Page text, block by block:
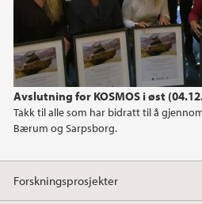
Avslutning for KOSMOS i øst
Takk til alle som har bidratt til å
Bærum og Sarpsborg.
Forskningsprosjekter